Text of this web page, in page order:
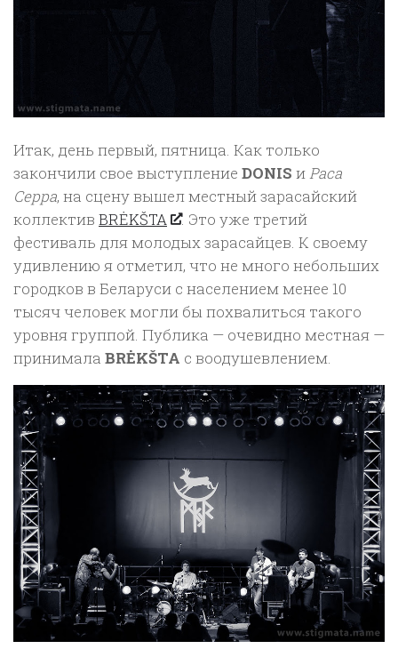
Итак, день первый, пятница. Как только
закончили свое выступление DONIS иРаса
Серра, на сцену вышел местный зарасайский
коллектив BRĖKŠTA
. Это уже третий
фестиваль для молодых зарасайцев. К своему
удивлению я отметил, что не много небольших
городков в Беларуси с населением менее 10
тысяч человек могли бы похвалиться такого
уровня группой. Публика — очевидно местная —
принимала BRĖKŠTA с воодушевлением.